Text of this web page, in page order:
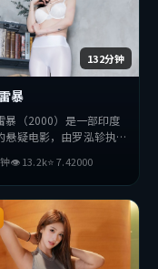
132分钟
暴
暴（2000）是一部印度
悬疑电影，由罗泓轸执
片在叙事与视听上力求突
讨人性与抉择，节奏张弛
适合喜欢该类型的观众完
。
👁13.2k⭐7.42000